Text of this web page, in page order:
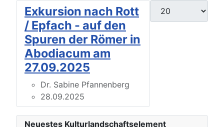
Anzeige #
Exkursion nach Rott
/ Epfach - auf den
Spuren der Römer in
Abodiacum am
27.09.2025
Dr. Sabine Pfannenberg
28.09.2025
Neuestes Kulturlandschaftselement